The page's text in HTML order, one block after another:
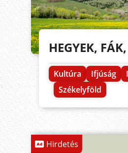
HEGYEK,
Kultúra Ifjúság
Székelyföld
Hirdetés